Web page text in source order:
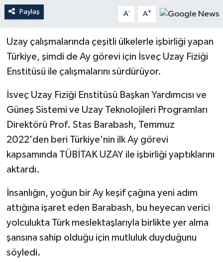
Paylaş A- A+
Uzay çalışmalarında çeşitli ülkelerle işbirliği yapan
Türkiye, şimdi de Ay görevi için İsveç Uzay Fiziği
Enstitüsü ile çalışmalarını sürdürüyor.
İsveç Uzay Fiziği Enstitüsü Başkan Yardımcısı ve
Güneş Sistemi ve Uzay Teknolojileri Programları
Direktörü Prof. Stas Barabash, Temmuz
2022'den beri Türkiye'nin ilk Ay görevi
kapsamında TÜBİTAK UZAY ile işbirliği yaptıklarını
aktardı.
İnsanlığın, yoğun bir Ay keşif çağına yeni adım
attığına işaret eden Barabash, bu heyecan verici
yolculukta Türk meslektaşlarıyla birlikte yer alma
şansına sahip olduğu için mutluluk duyduğunu
söyledi.